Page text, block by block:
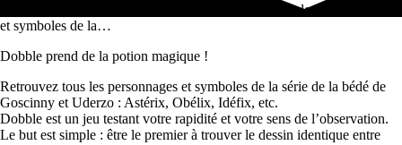
Dobble prend de la potion magique ! Retrouvez tous les personnages
et symboles de la…
Dobble prend de la potion magique !
Retrouvez tous les personnages et symboles de la série de la bédé de
Goscinny et Uderzo : Astérix, Obélix, Idéfix, etc.
Dobble est un jeu testant votre rapidité et votre sens de l’observation.
Le but est simple : être le premier à trouver le dessin identique entre